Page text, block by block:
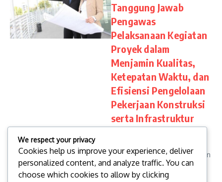
Tanggung Jawab
Pengawas
Pelaksanaan Kegiatan
Proyek dalam
Menjamin Kualitas,
Ketepatan Waktu, dan
Efisiensi Pengelolaan
Pekerjaan Konstruksi
serta Infrastruktur
kegiatan proyek memiliki peran
penting dalam memastikan
pekerjaan konstruksi berjalan
We respect your privacy
Cookies help us improve your experience, deliver
personalized content, and analyze traffic. You can
choose which cookies to allow by clicking